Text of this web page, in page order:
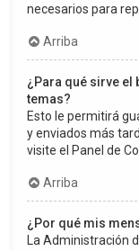
necesarios para
Arriba
¿Para qué sirve el
temas?
Esto le permitirá
y enviados más
visite el Panel de
Arriba
¿Por qué mis
La Administración